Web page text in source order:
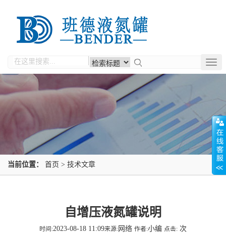
当前位置： 首页 > 技术文章
自增压液氮罐说明
时间:2023-08-18 11:09来源:网络 作者:小编 点击: 次